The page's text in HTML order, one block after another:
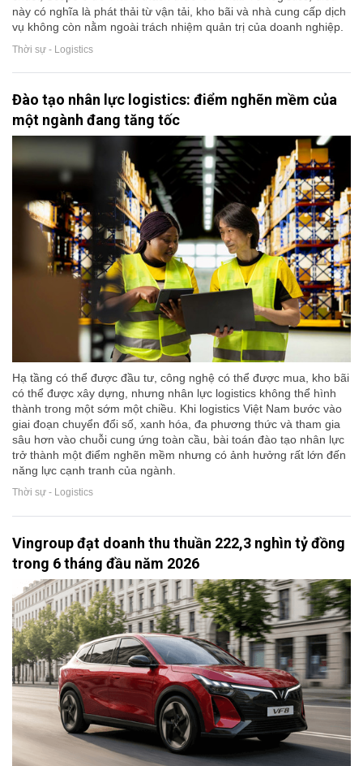
này có nghĩa là phát thải từ vận tải, kho bãi và nhà cung cấp dịch
vụ không còn nằm ngoài trách nhiệm quản trị của doanh nghiệp.
Thời sự - Logistics
Đào tạo nhân lực logistics: điểm nghẽn mềm của
một ngành đang tăng tốc
Hạ tầng có thể được đầu tư, công nghệ có thể được mua, kho bãi
có thể được xây dựng, nhưng nhân lực logistics không thể hình
thành trong một sớm một chiều. Khi logistics Việt Nam bước vào
giai đoạn chuyển đổi số, xanh hóa, đa phương thức và tham gia
sâu hơn vào chuỗi cung ứng toàn cầu, bài toán đào tạo nhân lực
trở thành một điểm nghẽn mềm nhưng có ảnh hưởng rất lớn đến
năng lực cạnh tranh của ngành.
Thời sự - Logistics
Vingroup đạt doanh thu thuần 222,3 nghìn tỷ đồng
trong 6 tháng đầu năm 2026